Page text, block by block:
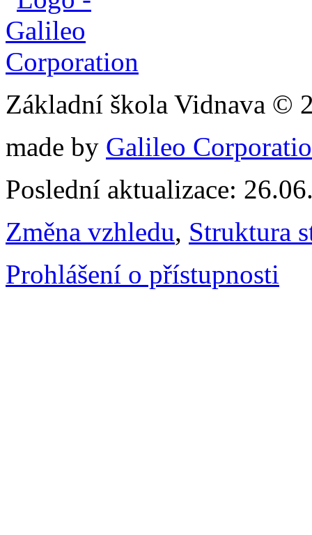
Základní škola Vidnava ©
made by Galileo
Poslední aktualizace:
Změna vzhledu, Struktura
Prohlášení o přístupnosti